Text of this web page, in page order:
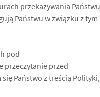
przekazywania Państwu
Państwu w związku z tym
pod
przeczytanie przed
Państwo z treścią Polityki,